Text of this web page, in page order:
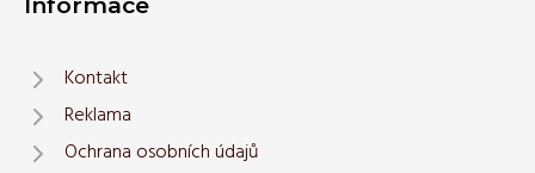
Kontakt
Reklama
Ochrana osobních údajů